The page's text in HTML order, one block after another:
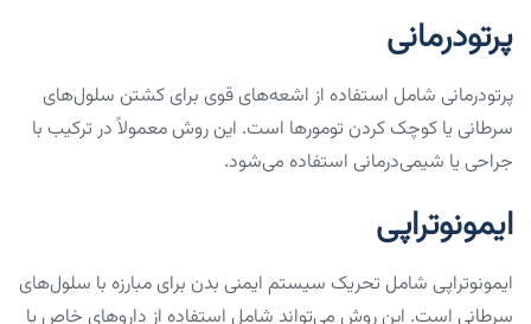
پرتودرمانی
پرتودرمانی شامل استفاده از اشعه‌های قوی برای کشتن سلول‌های
سرطانی یا کوچک کردن تومورها است. این روش معمولاً در ترکیب با
جراحی یا شیمی‌درمانی استفاده می‌شود.
ایمونوتراپی
ایمونوتراپی شامل تحریک سیستم ایمنی بدن برای مبارزه با سلول‌های
سرطانی است. این روش می‌تواند شامل استفاده از داروهای خاص یا